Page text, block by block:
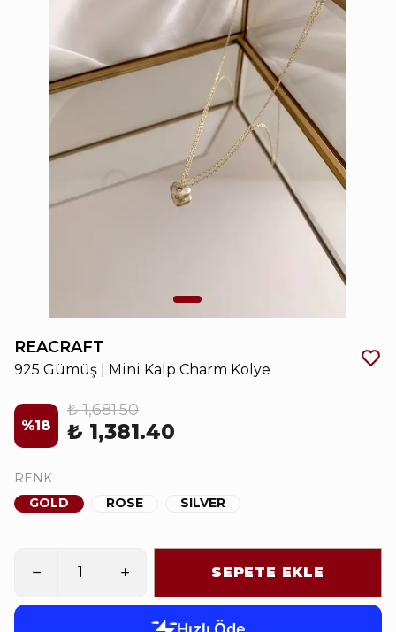
REACRAFT
925 Gümüş | Mini Kalp Charm Kolye
%18
₺ 1,681.50
₺ 1,381.40
RENK
GOLD
ROSE SILVER
SEPETE EKLE